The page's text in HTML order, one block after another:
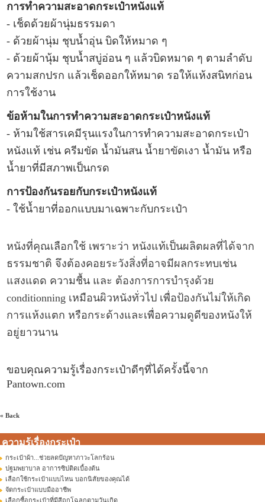
การทำความสะอาดกระเป๋าหนังแท้
- เช็ดด้วยผ้านุ่มธรรมดา
- ด้วยผ้านุ่ม ชุบน้ำอุ่น บิดให้หมาด ๆ
- ด้วยผ้านุ้ม ชุบน้ำสบู่อ่อน ๆ แล้วบิดหมาด ๆ ตามลำดับ
ความสกปรก แล้วเช็ดออกให้หมาด รอให้แห้งสนิทก่อน
การใช้งาน
ข้อห้ามในการทำความสะอาดกระเป๋าหนังแท้
- ห้ามใช้สารเคมีรุนแรงในการทำความสะอาดกระเป๋า
หนังแท้ เช่น ครีมขัด น้ำมันสน น้ำยาขัดเงา น้ำมัน หรือ
น้ำยาที่มีสภาพเป็นกรด
การป้องกันรอยกับกระเป๋าหนังแท้
- ใช้น้ำยาที่ออกแบบมาเฉพาะกับกระเป๋า
หนังที่คุณเลือกใช้ เพราะว่า หนังแท้เป็นผลิตผลที่ได้จาก
ธรรมชาติ จึงต้องคอยระวังสิ่งที่อาจมีผลกระทบเช่น
แสงแดด ความชื้น และ ต้องการการบำรุงด้วย
conditionning เหมือนผิวหนังทั่วไป เพื่อป้องกันไม่ให้เกิด
การแห้งแตก หรือกระด้างและเพื่อความดูดีของหนังให้
อยู่ยาวนาน
ขอบคุณความรู้เรื่องกระเป๋าดีๆที่ได้ครั้งนี้จาก
Pantown.com
« Back
ความรู้เรื่องกระเป๋า
กระเป๋าผ้า...ช่วยลดปัญหาภาวะโลกร้อน
ปฐมพยาบาล อาการซิปติดเบื้องต้น
เลือกใช้กระเป๋าแบบไหน บอกนิสัยของคุณได้
จัดกระเป๋าแบบมืออาชีพ
เลือกซื้อกระเป๋าที่มีสีถูกโฉลกตามวันเกิด